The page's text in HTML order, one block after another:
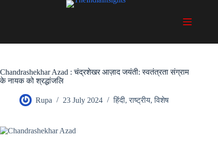
Chandrashekhar Azad : चंद्रशेखर आज़ाद जयंती: स्वतंत्रता संग्राम
के नायक को श्रद्धांजलि
Rupa 23 July 2024 हिंदी,राष्ट्रीय,विशेष